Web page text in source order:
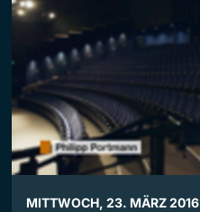
MITTWOCH, 23. MÄRZ 2016